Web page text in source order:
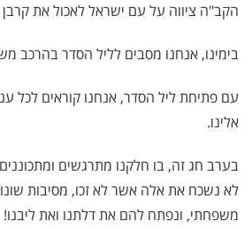
הקב"ה ציווה על עם ישראל לאכול את
בימינו, אנחנו מסבים לליל הסדר בהרכב
עם פתיחת ליל הסדר, אנחנו קוראים לכל
אלינו.
בערב חג זה, בו חלקנו מתרגשים
לא נשכח את אלה אשר לא זכו, מסיבות
משפחתי, ונפתח להם את דלתנו ואת ליבנו!